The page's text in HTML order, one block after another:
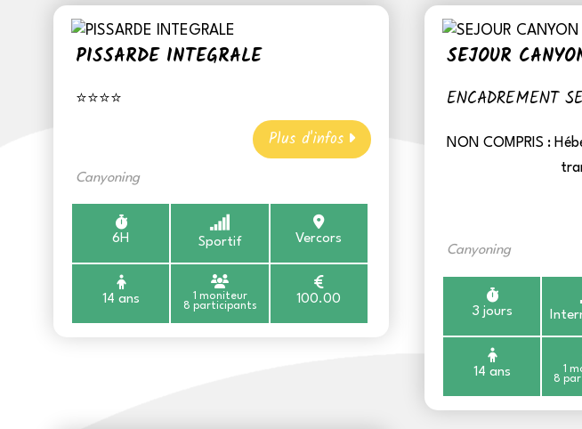
PISSARDE INTEGRALE
⭐⭐⭐⭐
Plus d'infos
Canyoning
6H Sportif Vercors
14 ans
1 moniteur
8 participants
100.00
SEJOUR
ENCADREMENT
NON COMPRIS :
Canyoning
3 jours
14 ans
1
8